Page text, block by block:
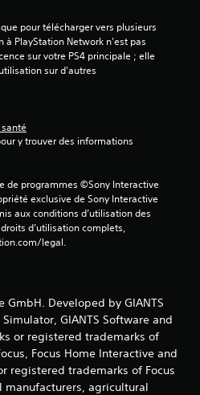
pour télécharger vers plusieurs
à PlayStation Network n'est pas
sur votre PS4 principale ; elle
sur d'autres
de programmes ©Sony Interactive
exclusive de Sony Interactive
aux conditions d’utilisation des
d’utilisation complets,
legal.
GmbH. Developed by GIANTS
GIANTS Software and
or registered trademarks of
Focus Home Interactive and
registered trademarks of Focus
manufacturers, agricultural